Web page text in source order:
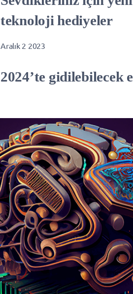
teknoloji hediyeler
Aralık 2 2023
2024’te gidilebilecek